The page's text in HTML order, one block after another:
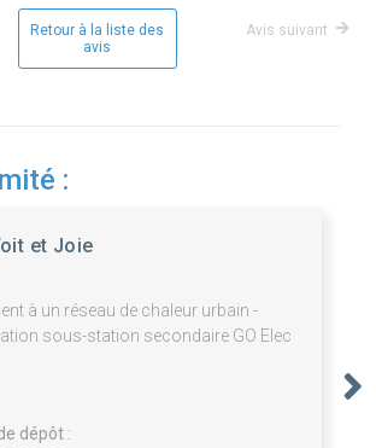
Retour à la liste des
avis
Avis suivant
:
et Joie
à un réseau de chaleur urbain -
sous-station secondaire GO Elec
dépôt :